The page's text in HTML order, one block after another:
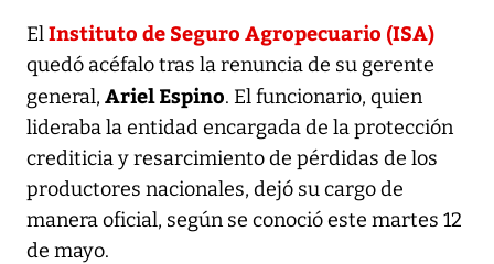
ElInstituto de Seguro Agropecuario (ISA)
quedó acéfalo tras la renuncia de su gerente
general, Ariel Espino. El funcionario, quien
lideraba la entidad encargada de la protección
crediticia y resarcimiento de pérdidas de los
productores nacionales, dejó su cargo de
manera oficial, según se conoció este martes 12
de mayo.